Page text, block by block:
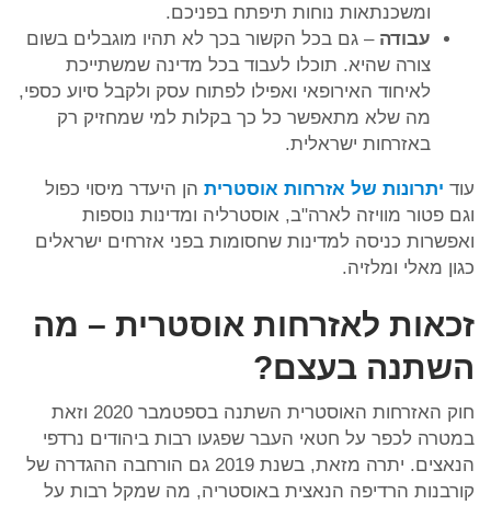
ומשכנתאות נוחות תיפתח בפניכם.
עבודה – גם בכל הקשור בכך לא תהיו מוגבלים בשום
צורה שהיא. תוכלו לעבוד בכל מדינה שמשתייכת
לאיחוד האירופאי ואפילו לפתוח עסק ולקבל סיוע כספי,
מה שלא מתאפשר כל כך בקלות למי שמחזיק רק
באזרחות ישראלית.
עוד יתרונות של אזרחות אוסטרית הן היעדר מיסוי כפול
וגם פטור מוויזה לארה"ב, אוסטרליה ומדינות נוספות
ואפשרות כניסה למדינות שחסומות בפני אזרחים ישראלים
כגון מאלי ומלזיה.
זכאות לאזרחות אוסטרית – מה
השתנה בעצם?
חוק האזרחות האוסטרית השתנה בספטמבר 2020 וזאת
במטרה לכפר על חטאי העבר שפגעו רבות ביהודים נרדפי
הנאצים. יתרה מזאת, בשנת 2019 גם הורחבה ההגדרה של
קורבנות הרדיפה הנאצית באוסטריה, מה שמקל רבות על